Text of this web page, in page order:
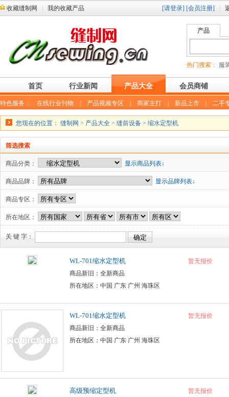
收藏缝制网 我的收藏产品 [请登录] [会员注册]
产品
热门搜索： 服
首页 行业新闻 产品大全 会员商铺
特色服务： 在线行业刊物 产品视频专区 商家主打 新品上市 二手
您现在的位置： 缝制网 > 产品大全 > 缝前设备 > 缩水定型机
筛选搜索
商品分类： 显示商品列表↓
商品品牌： 显示品牌列表↓
商品专区：
所在地区：
关 键 字：
WL-701缩水定型机
商品新旧：全新商品
所在地区：中国 广东 广州 海珠区
暂无报价
WL-701缩水定型机
商品新旧：全新商品
所在地区：中国 广东 广州 海珠区
暂无报价
高级预缩定型机 暂无报价